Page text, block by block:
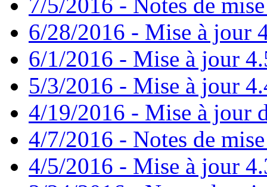
6/28/2016 - Mise à jour
6/1/2016 - Mise à jour
5/3/2016 - Mise à jour
4/19/2016 - Mise à jour
4/7/2016 - Notes de
4/5/2016 - Mise à jour